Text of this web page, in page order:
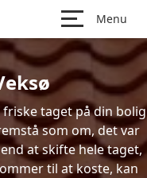
Menu
taget på din bolig
som om, det var
at skifte hele taget,
til at koste, kan